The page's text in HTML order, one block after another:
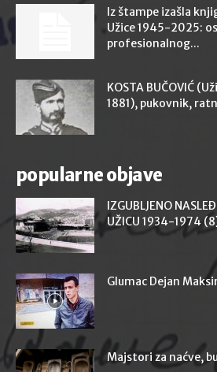
Iz štampe izašla
Užice 1945-2025:
profesionalnog...
KOSTA BUČOVIĆ
1881), pukovnik,
popularne objave
IZGUBLJENO
UŽICU 1934-1974
Glumac Dejan
Majstori za naćve,